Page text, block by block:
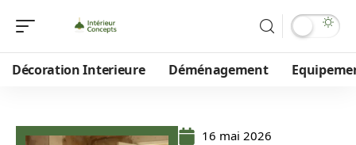
Décoration Interieure Déménagement
16 mai 2026